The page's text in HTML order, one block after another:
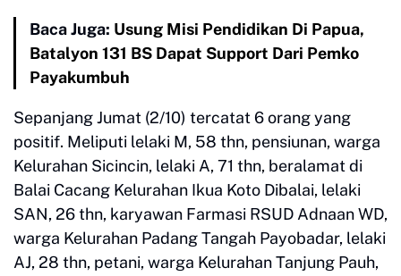
Baca Juga: Usung Misi Pendidikan Di Papua,
Batalyon 131 BS Dapat Support Dari Pemko
Payakumbuh
Sepanjang Jumat (2/10) tercatat 6 orang yang
positif. Meliputi lelaki M, 58 thn, pensiunan, warga
Kelurahan Sicincin, lelaki A, 71 thn, beralamat di
Balai Cacang Kelurahan Ikua Koto Dibalai, lelaki
SAN, 26 thn, karyawan Farmasi RSUD Adnaan WD,
warga Kelurahan Padang Tangah Payobadar, lelaki
AJ, 28 thn, petani, warga Kelurahan Tanjung Pauh,